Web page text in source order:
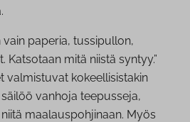
vain paperia, tussipullon,
mitä niistä syntyy.”
valmistuvat kokeellisistakin
vanhoja teepusseja,
maalauspohjinaan. Myös